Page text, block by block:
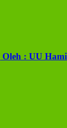
Oleh : UU